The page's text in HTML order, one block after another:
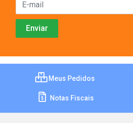
Meus Pedidos
Notas Fiscais